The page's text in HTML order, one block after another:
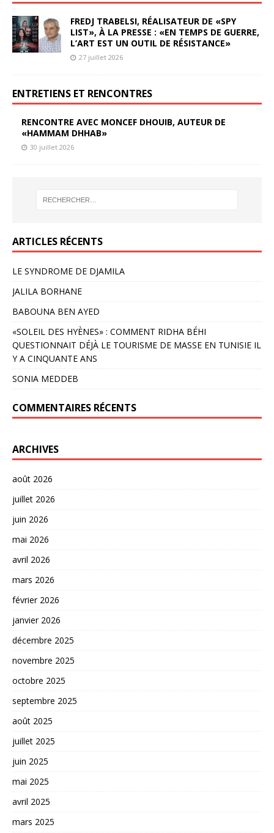
FREDJ TRABELSI, RÉALISATEUR DE «SPY
LIST», À LA PRESSE : «EN TEMPS DE GUERRE,
L’ART EST UN OUTIL DE RÉSISTANCE»
27 juillet 2026
ENTRETIENS ET RENCONTRES
RENCONTRE AVEC MONCEF DHOUIB, AUTEUR DE
«HAMMAM DHHAB»
30 juillet 2026
ARTICLES RÉCENTS
LE SYNDROME DE DJAMILA
JALILA BORHANE
BABOUNA BEN AYED
«SOLEIL DES HYÈNES» : COMMENT RIDHA BÉHI
QUESTIONNAIT DÉJÀ LE TOURISME DE MASSE EN TUNISIE IL
Y A CINQUANTE ANS
SONIA MEDDEB
COMMENTAIRES RÉCENTS
ARCHIVES
août 2026
juillet 2026
juin 2026
mai 2026
avril 2026
mars 2026
février 2026
janvier 2026
décembre 2025
novembre 2025
octobre 2025
septembre 2025
août 2025
juillet 2025
juin 2025
mai 2025
avril 2025
mars 2025